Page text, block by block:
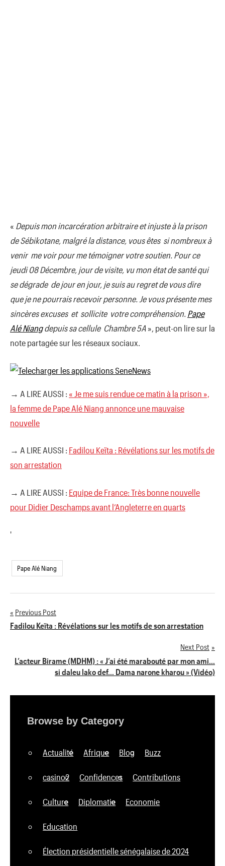
« Depuis mon incarcération arbitraire et injuste à la prison
de Sébikotane, malgré la distance, vous êtes si nombreux à
venir me voir pour me témoigner votre soutien. Pour ce
jeudi 08 Décembre, jour de visite, vu mon état de santé qui
se dégrade de jour en jour, je suis au regret de vous dire
que je ne pourrais recevoir personne. Je vous présente mes
sincères excuses et sollicite votre compréhension. Pape
Alé Niangdepuis sa cellule Chambre 5A », peut-on lire sur la
note partagée sur les réseaux sociaux.
→ A LIRE AUSSI : « Je me suis rendue ce matin à la prison »,
la femme de Pape Alé Niang annonce une mauvaise
nouvelle
→ A LIRE AUSSI : Fadilou Keïta : Révélations sur les motifs de
son arrestation
→ A LIRE AUSSI : Equipe de France: Très bonne nouvelle
pour Didier Deschamps avant l’Angleterre en quarts
'
Pape Alé Niang
Navigation
l’article
Previous Post
Fadilou Keïta : Révélations sur les motifs de son arrestation
Next Post
L’acteur Birame (MDHM) : « J’ai été marabouté par mon ami…
si daleu lako def… Dama narone kharou » (Vidéo)
Browse by Category
Actualité Afrique Blog Buzz
casino2 Confidences Contributions
Culture Diplomatie Economie
Education
Élection présidentielle sénégalaise de 2024